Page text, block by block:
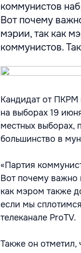
коммунистов
Вот почему
мэрии, так как
коммунистов.
Кандидат от ПКРМ
на выборах 19
местных выборах,
большинство в
«Партия
Вот почему важно
как мэром также
если мы
телеканале ProTV.
Также он отметил,